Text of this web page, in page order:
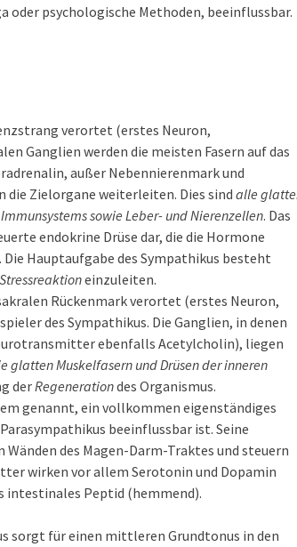
oder psychologische Methoden, beeinflussbar.
verortet (erstes Neuron,
Ganglien werden die meisten Fasern auf das
außer Nebennierenmark und
die Zielorgane weiterleiten. Dies sind alle
sowie Leber- und Nierenzellen. Das
endokrine Drüse dar, die die Hormone
Hauptaufgabe des Sympathikus besteht
Stressreaktioneinzuleiten.
Rückenmark verortet (erstes Neuron,
des Sympathikus. Die Ganglien, in denen
ebenfalls Acetylcholin), liegen
glatten Muskelfasern und Drüsen der inneren
derRegenerationdes Organismus.
genannt, ein vollkommen eigenständiges
beeinflussbar ist. Seine
des Magen-Darm-Traktes und steuern
wirken vor allem Serotonin und Dopamin
intestinales Peptid (hemmend).
sorgt für einen mittleren Grundtonus in den